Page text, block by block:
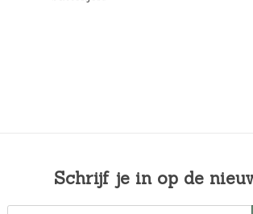
Schrijf je in op de